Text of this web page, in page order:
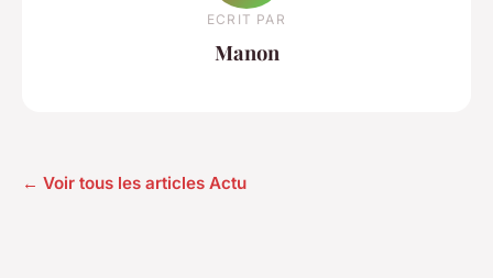
ECRIT PAR
Manon
← Voir tous les articles Actu